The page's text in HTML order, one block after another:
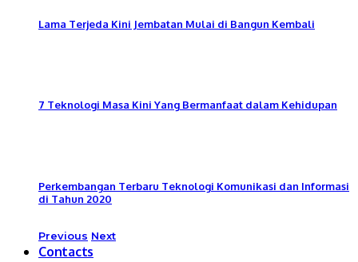
Lama Terjeda Kini Jembatan Mulai di Bangun Kembali
7 Teknologi Masa Kini Yang Bermanfaat dalam Kehidupan
Perkembangan Terbaru Teknologi Komunikasi dan Informasi
di Tahun 2020
Previous Next
Contacts